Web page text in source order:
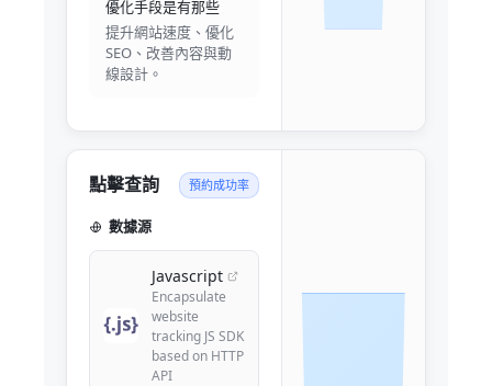
優化手段是有那些
提升網站速度、優化
SEO、改善內容與動
線設計。
點擊查詢 預約成功率
數據源
Javascript
Encapsulate
website
tracking JS SDK
based on HTTP
API